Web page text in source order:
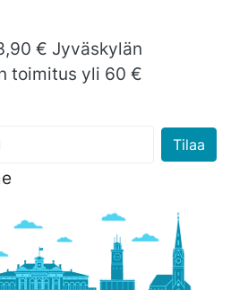
€ Jyväskylän
toimitus yli 60 €